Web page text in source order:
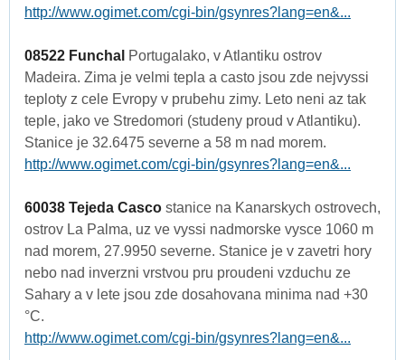
http://www.ogimet.com/cgi-bin/gsynres?lang=en&...
08522 Funchal Portugalako, v Atlantiku ostrov
Madeira. Zima je velmi tepla a casto jsou zde nejvyssi
teploty z cele Evropy v prubehu zimy. Leto neni az tak
teple, jako ve Stredomori (studeny proud v Atlantiku).
Stanice je 32.6475 severne a 58 m nad morem.
http://www.ogimet.com/cgi-bin/gsynres?lang=en&...
60038 Tejeda Casco stanice na Kanarskych ostrovech,
ostrov La Palma, uz ve vyssi nadmorske vysce 1060 m
nad morem, 27.9950 severne. Stanice je v zavetri hory
nebo nad inverzni vrstvou pru proudeni vzduchu ze
Sahary a v lete jsou zde dosahovana minima nad +30
°C.
http://www.ogimet.com/cgi-bin/gsynres?lang=en&...